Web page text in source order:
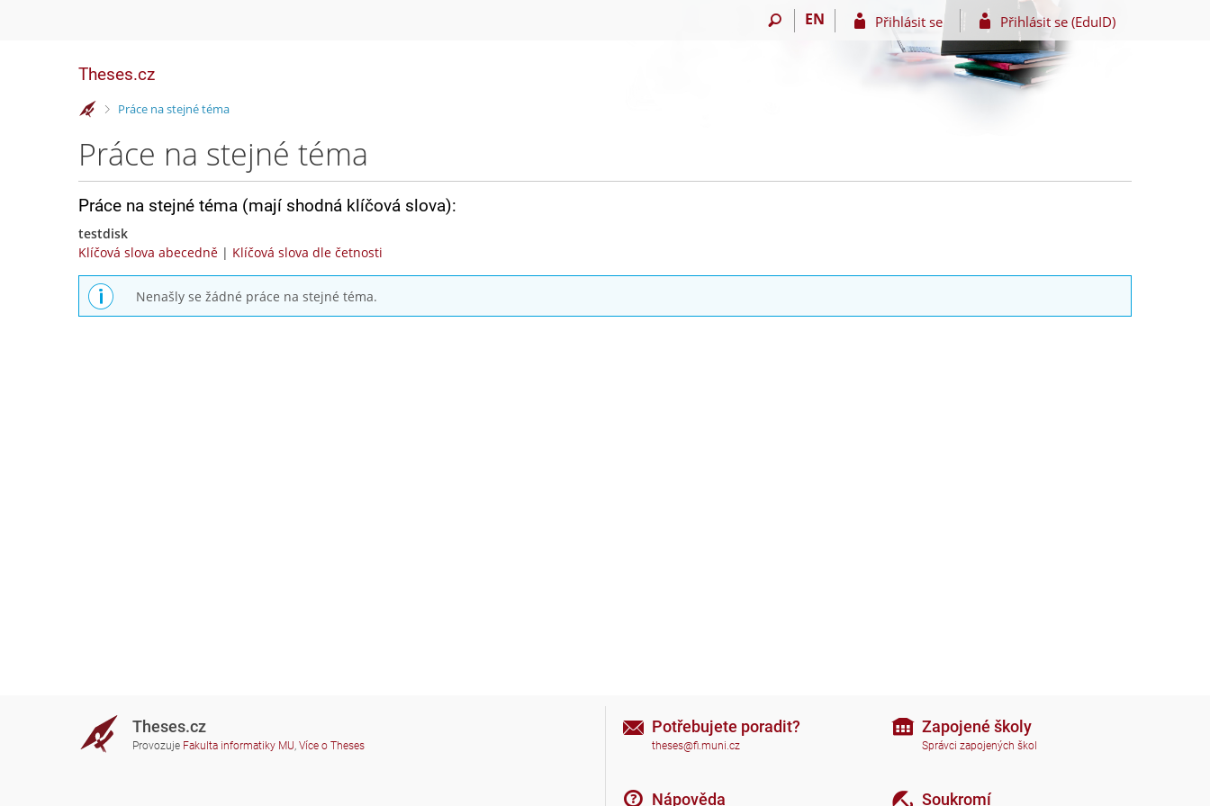
EN Přihlásit se Přihlásit se (EduID)
Theses.cz
>Práce na stejné téma
Práce na stejné téma
Práce na stejné téma (mají shodná klíčová slova):
testdisk
Klíčová slova abecedně | Klíčová slova dle četnosti
Nenašly se žádné práce na stejné téma.
Theses.cz
Provozuje Fakulta informatiky MU, Více o Theses
Potřebujete poradit?
theses@fi.muni.cz
Nápověda
Zapojené školy
Správci zapojených škol
Soukromí